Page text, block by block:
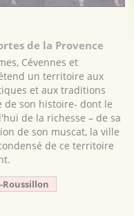
de la Provence
Cévennes et
un territoire aux
et aux traditions
de son histoire- dont le
de la richesse – de sa
de son muscat, la ville
de ce territoire
Roussillon